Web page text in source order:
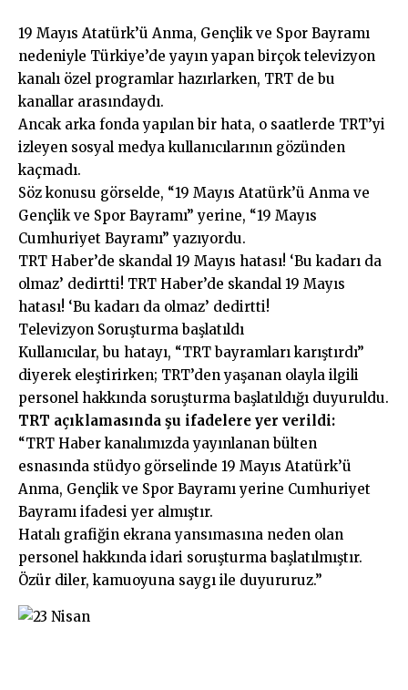
19 Mayıs Atatürk’ü Anma, Gençlik ve Spor Bayramı
nedeniyle Türkiye’de yayın yapan birçok televizyon
kanalı özel programlar hazırlarken, TRT de bu
kanallar arasındaydı.
Ancak arka fonda yapılan bir hata, o saatlerde TRT’yi
izleyen sosyal medya kullanıcılarının gözünden
kaçmadı.
Söz konusu görselde, “19 Mayıs Atatürk’ü Anma ve
Gençlik ve Spor Bayramı” yerine, “19 Mayıs
Cumhuriyet Bayramı” yazıyordu.
TRT Haber’de skandal 19 Mayıs hatası! ‘Bu kadarı da
olmaz’ dedirtti! TRT Haber’de skandal 19 Mayıs
hatası! ‘Bu kadarı da olmaz’ dedirtti!
Televizyon Soruşturma başlatıldı
Kullanıcılar, bu hatayı, “TRT bayramları karıştırdı”
diyerek eleştirirken; TRT’den yaşanan olayla ilgili
personel hakkında soruşturma başlatıldığı duyuruldu.
TRT açıklamasında şu ifadelere yer verildi:
“TRT Haber kanalımızda yayınlanan bülten
esnasında stüdyo görselinde 19 Mayıs Atatürk’ü
Anma, Gençlik ve Spor Bayramı yerine Cumhuriyet
Bayramı ifadesi yer almıştır.
Hatalı grafiğin ekrana yansımasına neden olan
personel hakkında idari soruşturma başlatılmıştır.
Özür diler, kamuoyuna saygı ile duyururuz.”